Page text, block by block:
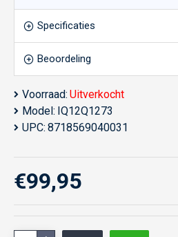
Specificaties
Beoordeling
Voorraad: Uitverkocht
Model: IQ12Q1273
UPC: 8718569040031
€99,95